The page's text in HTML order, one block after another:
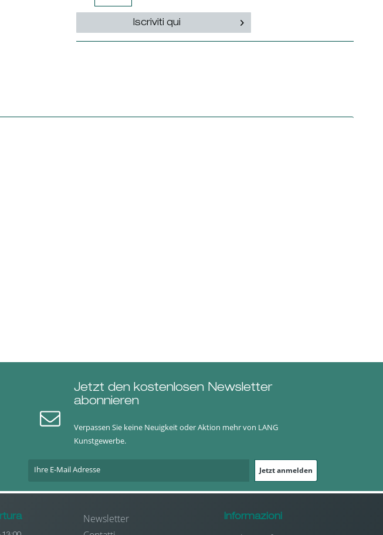
Iscriviti qui
Jetzt den kostenlosen Newsletter
abonnieren
Verpassen Sie keine Neuigkeit oder Aktion mehr von LANG
Kunstgewerbe.
Jetzt anmelden
Newsletter
Informazioni